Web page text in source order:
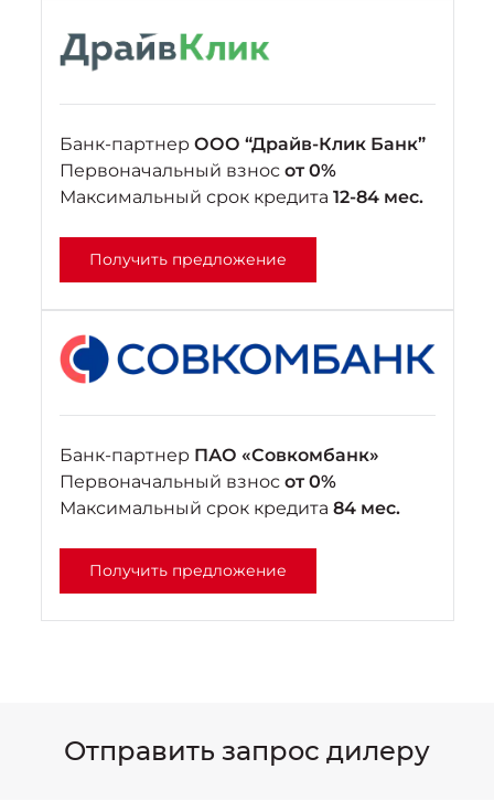
Банк-партнер ООО “Драйв-Клик Банк”
Первоначальный взнос от 0%
Максимальный срок кредита 12-84 мес.
Получить предложение
Банк-партнер ПАО «Совкомбанк»
Первоначальный взнос от 0%
Максимальный срок кредита 84 мес.
Получить предложение
Отправить запрос дилеру